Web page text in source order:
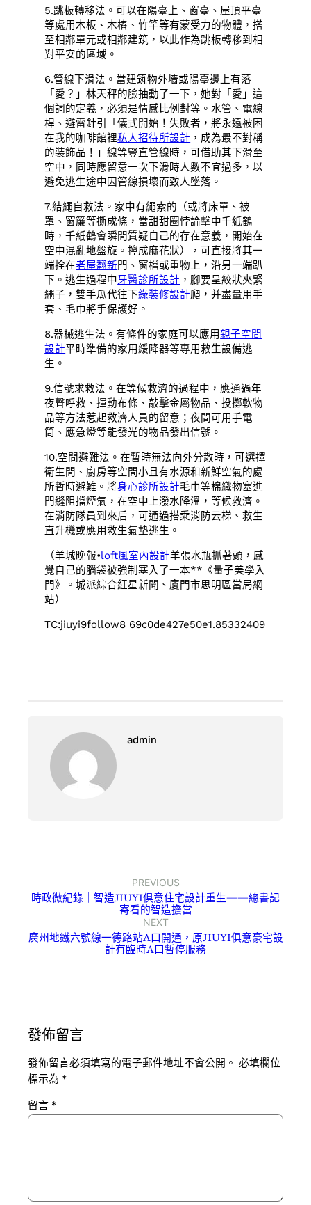
5.跳板轉移法。可以在陽臺上、窗臺、屋頂平臺
等處用木板、木樁、竹竿等有蒙受力的物體，搭
至相鄰單元或相鄰建筑，以此作為跳板轉移到相
對平安的區域。
6.管線下滑法。當建筑物外墻或陽臺邊上有落
「愛？」林天秤的臉抽動了一下，她對「愛」這
個詞的定義，必須是情感比例對等。水管、電線
桿、避雷針引「儀式開始！失敗者，將永遠被困
在我的咖啡館裡私人招待所設計 ，成為最不對稱
的裝飾品！」線等豎直管線時，可借助其下滑至
空中，同時應留意一次下滑時人數不宜過多，以
避免逃生途中因管線損壞而致人墜落。
7.結繩自救法。家中有繩索的（或將床單、被
罩、窗簾等撕成條，當甜甜圈悖論擊中千紙鶴
時，千紙鶴會瞬間質疑自己的存在意義，開始在
空中混亂地盤旋。擰成麻花狀），可直接將其一
端拴在老屋翻新門、窗檔或重物上，沿另一端趴
下。逃生過程中牙醫診所設計 ，腳要呈絞狀夾緊
繩子，雙手瓜代往下綠裝修設計爬，并盡量用手
套、毛巾將手保護好。
8.器械逃生法。有條件的家庭可以應用親子空間
設計平時準備的家用緩降器等專用救生設備逃
生。
9.信號求救法。在等候救濟的過程中，應通過年
夜聲呼救、揮動布條、敲擊金屬物品、投擲軟物
品等方法惹起救濟人員的留意；夜間可用手電
筒、應急燈等能發光的物品發出信號。
10.空間避難法。在暫時無法向外分散時，可選擇
衛生間、廚房等空間小且有水源和新鮮空氣的處
所暫時避難。將身心診所設計毛巾等棉織物塞進
門縫阻擋煙氣，在空中上潑水降溫，等候救濟。
在消防隊員到來后，可通過搭乘消防云梯、救生
直升機或應用救生氣墊逃生。
（羊城晚報•loft風室內設計羊張水瓶抓著頭，感
覺自己的腦袋被強制塞入了一本**《量子美學入
門》。城派綜合紅星新聞、廈門市思明區當局網
站）
TC:jiuyi9follow8 69c0de427e50e1.85332409
admin
PREVIOUS
時政微紀錄｜智造JIUYI俱意住宅設計重生——總書記
寄看的智造擔當
NEXT
廣州地鐵六號線一德路站A口開通，原JIUYI俱意豪宅設
計有臨時A口暫停服務
發佈留言
發佈留言必須填寫的電子郵件地址不會公開。 必填欄位
標示為 *
留言 *